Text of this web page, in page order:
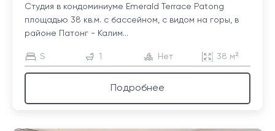
Студия в кондоминиуме Emerald Terrace Patong
площадью 38 кв.м. с бассейном, с видом на горы, в
районе Патонг - Калим...
S 1 Нет 38 м²
Подробнее